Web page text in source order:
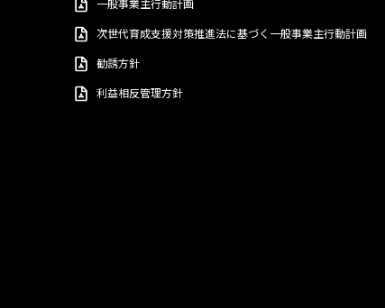
一般事業主行動計画
次世代育成支援対策推進法に基づく一般事業主行動計画
勧誘方針
利益相反管理方針